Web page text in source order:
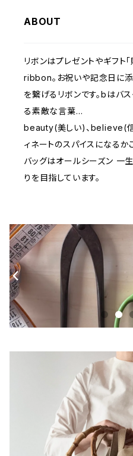
ABOUT
リボンはプレゼントやギフト
ribbon。お祝いや記念日に
を繋げるリボンです。bはバ
る素敵な言葉…
beauty(美しい)、believe(
ィネートのスパイスになるか
バッグはオールシーズン 一
りを目指しています。